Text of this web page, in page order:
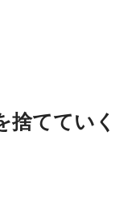
捨てていく